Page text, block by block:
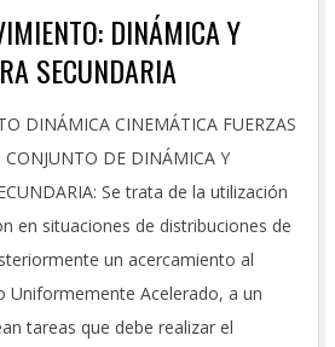
DINÁMICA Y
SECUNDARIA
DINÁMICA CINEMÁTICA FUERZAS
DE DINÁMICA Y
Se trata de la utilización
en situaciones de distribuciones de
un acercamiento al
Uniformemente Acelerado, a un
tareas que debe realizar el